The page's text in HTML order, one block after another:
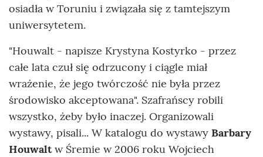
osiadła w Toruniu i związała się z tamtejszym
uniwersytetem.
"Houwalt - napisze Krystyna Kostyrko - przez
całe lata czuł się odrzucony i ciągle miał
wrażenie, że jego twórczość nie była przez
środowisko akceptowana". Szafrańscy robili
wszystko, żeby było inaczej. Organizowali
wystawy, pisali... W katalogu do wystawy Barbary
Houwaltw Śremie w 2006 roku Wojciech